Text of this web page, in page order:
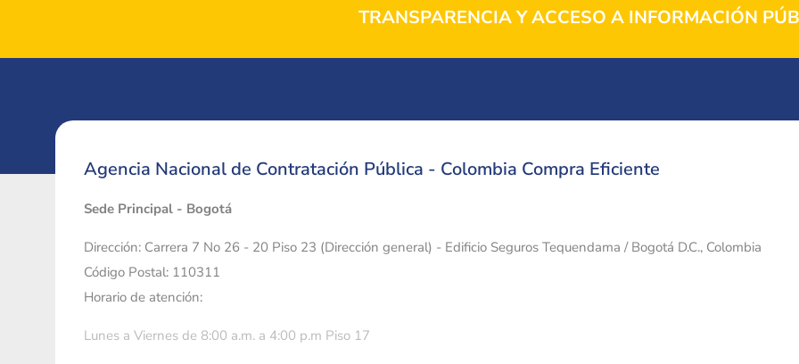
TRANSPARENCIA Y ACCESO A INFORMACIÓN
Agencia Nacional de Contratación Pública - Colombia Compra Eficiente
Sede Principal - Bogotá
Dirección: Carrera 7 No 26 - 20 Piso 23 (Dirección general) - Edificio Seguros Tequendama / Bogotá D.C., Colombia
Código Postal: 110311
Horario de atención:
Lunes a Viernes de 8:00 a.m. a 4:00 p.m Piso 17